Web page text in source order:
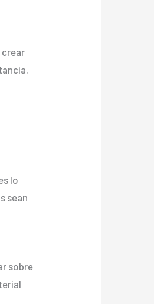
crear
lo
sean
sobre